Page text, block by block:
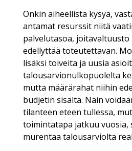
Onkin aiheellista kysyä,
antamat resurssit niitä
palvelutasoa,
edellyttää toteutettavan.
lisäksi toiveita ja uusia
talousarvionulkopuolelta
mutta määrärahat niihin
budjetin sisältä. Näin
tilanteen eteen tullessa,
toimintatapa jatkuu vuosia,
murentaa talousarviolta